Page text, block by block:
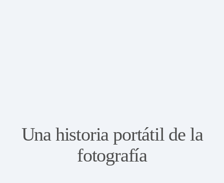
Una historia portátil de la
fotografía